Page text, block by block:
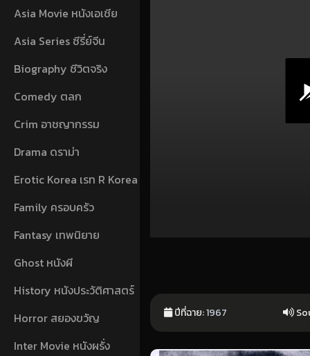
Asia Movie หนังเอเชีย
Asia Series ซีรี่ย์จีน
Biography ชีวิตจริง
Comedy ตลก
Crim อาชญากรรม
Drama ดราม่า
Erotic Korea เรท R Korea
Family ครอบครัว
Fantasy เทพนิยาย
Ghost หนังผี
History หนังประวัติศาสตร์
Horror สยองขวัญ
Inter Movie หนังผรั่ง
ปีที่ฉาย:1967